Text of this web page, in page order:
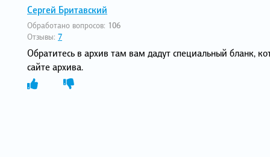
Сергей Бритавский
Обработано вопросов: 106
Отзывы: 7
Обратитесь в архив там вам дадут специальный бланк,
сайте архива.